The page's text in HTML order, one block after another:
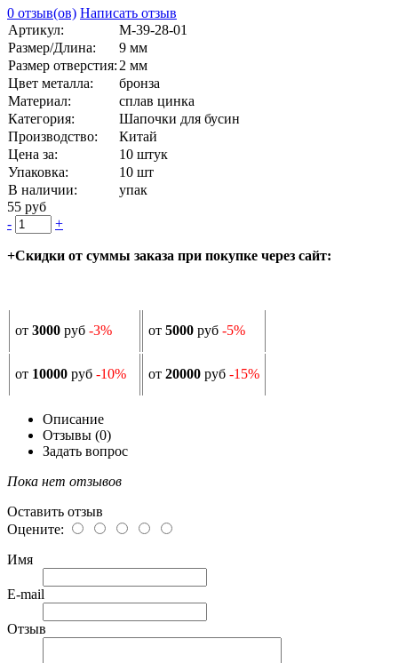
0 отзыв(ов) Написать отзыв
Артикул:
М-39-28-01
Размер/Длина:
9 мм
Размер отверстия: 2 мм
Цвет металла:
бронза
Материал:
сплав цинка
Категория:
Шапочки для бусин
Производство:
Китай
Цена за:
10 штук
Упаковка:
10 шт
В наличии:
упак
55 руб
-
+
+Скидки от суммы заказа при покупке через сайт:
от 3000 руб -3% от 5000 руб -5%
от 10000 руб -10% от 20000 руб -15%
Описание
Отзывы (0)
Задать вопрос
Пока нет отзывов
Оставить отзыв
Оцените:
Имя
E-mail
Отзыв